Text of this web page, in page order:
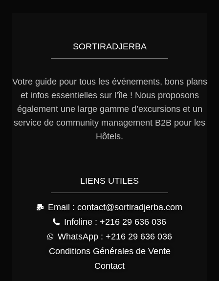
SORTIRADJERBA
Votre guide pour tous les événements, bons plans
et infos essentielles sur l’île ! Nous proposons
également une large gamme d’excursions et un
service de community management B2B pour les
Hôtels.
LIENS UTILES
Email : contact@sortiradjerba.com
Infoline : +216 29 636 036
WhatsApp : +216 29 636 036
Conditions Générales de Vente
Contact